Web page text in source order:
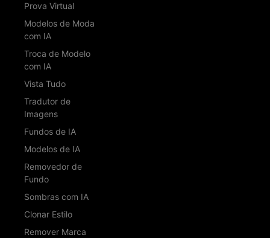
Prova Virtual
Modelos de Moda
com IA
Troca de Modelo
com IA
Vista Tudo
Tradutor de
Imagens
Fundos de IA
Modelos de IA
Removedor de
Fundo
Sombras com IA
Clonar Estilo
Remover Marca